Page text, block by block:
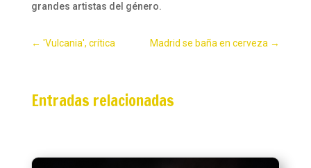
grandes artistas del género.
← 'Vulcania', crítica Madrid se baña en cerveza →
Entradas relacionadas